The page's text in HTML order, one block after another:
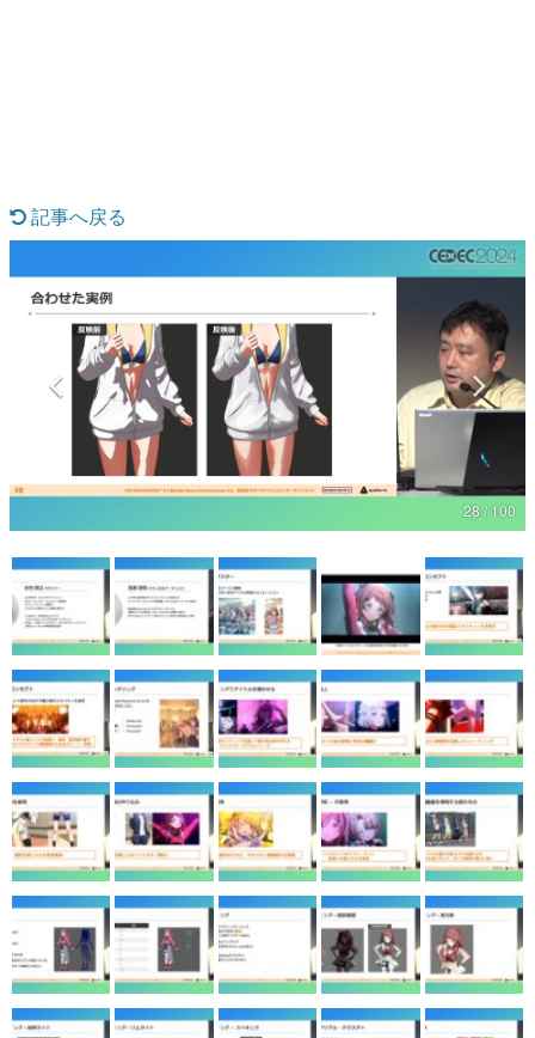
カテゴリ
マンガ
女性向け
アプリレビュー
その他
運営：株式会社マレ
記事へ戻る
28 / 100